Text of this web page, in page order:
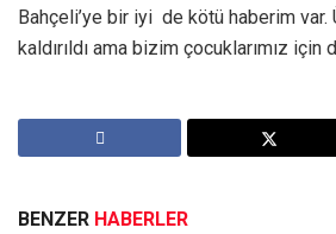
Bahçeli’ye bir iyi de kötü haberim var.
kaldırıldı ama bizim çocuklarımız için
BENZER HABERLER